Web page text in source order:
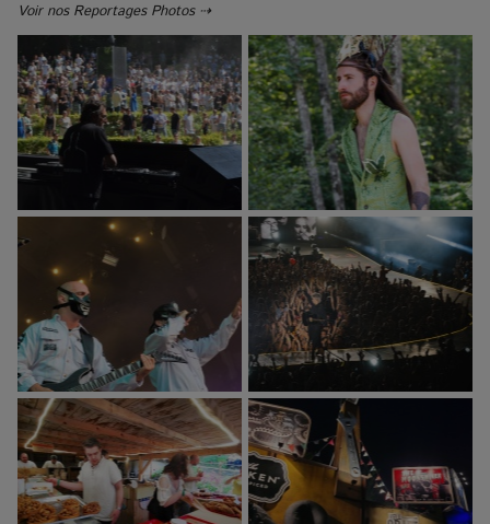
Voir nos Reportages Photos ⇢